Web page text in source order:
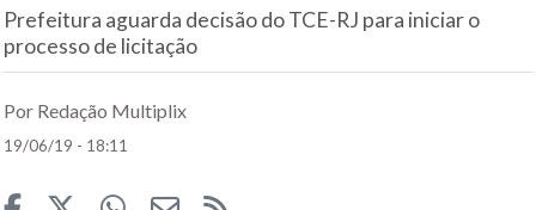
Prefeitura aguarda decisão do TCE-RJ para iniciar o
processo de licitação
Por Redação Multiplix
19/06/19 - 18:11